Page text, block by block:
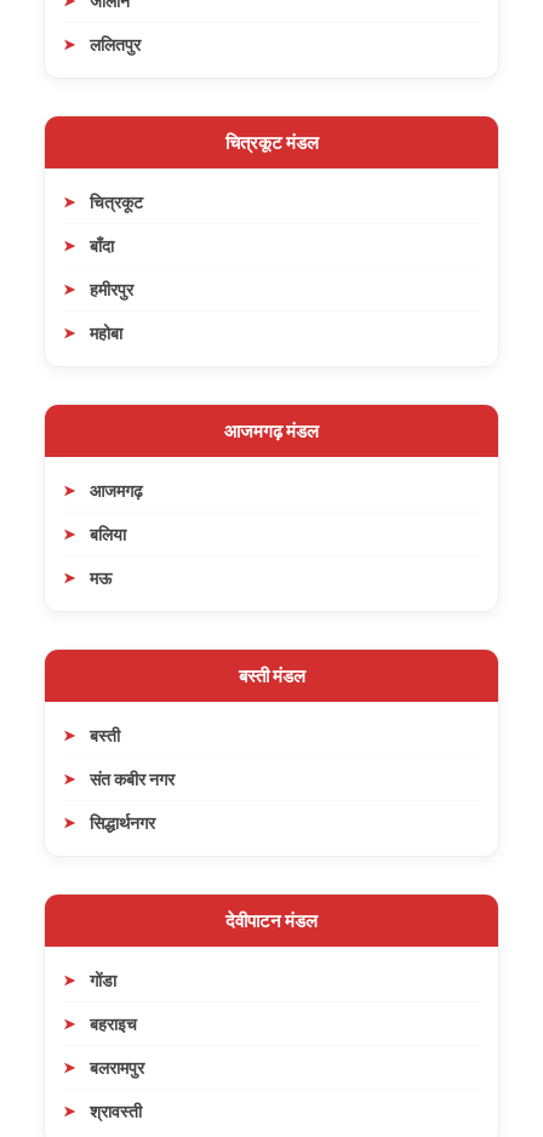
ललितपुर
चित्रकूट मंडल
चित्रकूट
बाँदा
हमीरपुर
महोबा
आजमगढ़ मंडल
आजमगढ़
बलिया
मऊ
बस्ती मंडल
बस्ती
संत कबीर नगर
सिद्धार्थनगर
देवीपाटन मंडल
गोंडा
बहराइच
बलरामपुर
श्रावस्ती